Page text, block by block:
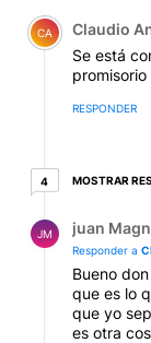
Comentario de
CA Claudio
Se está
promisorio
RESPONDER
44 respuestas
MOSTRAR
JM juan
Responder a
Bueno
que es lo
que yo
es otra